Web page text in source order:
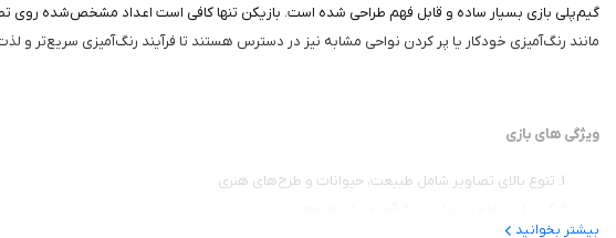
گیم‌پلی بازی بسیار ساده و قابل فهم طراحی شده است. بازیکن تنها کافی است اعداد مشخص‌شده روی
مانند رنگ‌آمیزی خودکار یا پر کردن نواحی مشابه نیز در دسترس هستند تا فرآیند رنگ‌آمیزی سریع‌تر و
ویژگی‌ های بازی
تنوع بالای تصاویر شامل طبیعت، حیوانات و طرح‌های هنری
بیشتر بخوانید